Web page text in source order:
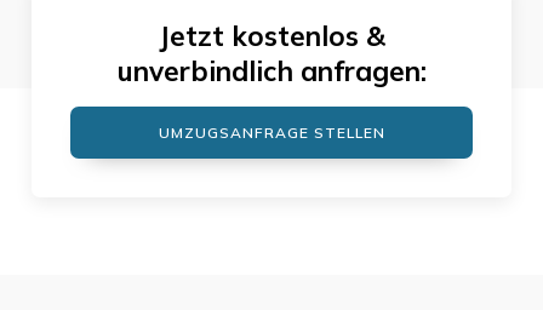
Jetzt kostenlos &
unverbindlich anfragen:
UMZUGSANFRAGE STELLEN